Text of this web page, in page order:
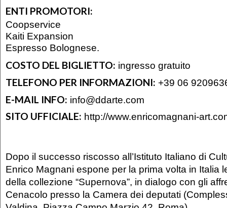
ENTI PROMOTORI:
Coopservice
Kaiti Expansion
Espresso Bolognese.
COSTO DEL BIGLIETTO: ingresso gratuito
TELEFONO PER INFORMAZIONI: +39 06
E-MAIL INFO: info@ddarte.com
SITO UFFICIALE: http://www.enricomagnani-
Dopo il successo riscosso all’Istituto Italiano di
Enrico Magnani espone per la prima volta in Italia
della collezione “Supernova”, in dialogo con gli
Cenacolo presso la Camera dei deputati